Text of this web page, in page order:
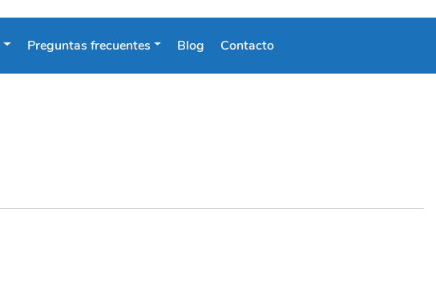
Preguntas frecuentes Blog Contacto